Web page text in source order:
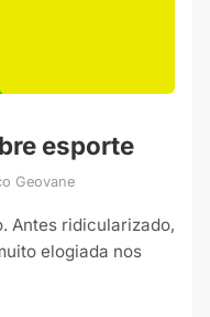
esporte
Geovane
Antes ridicularizado,
elogiada nos